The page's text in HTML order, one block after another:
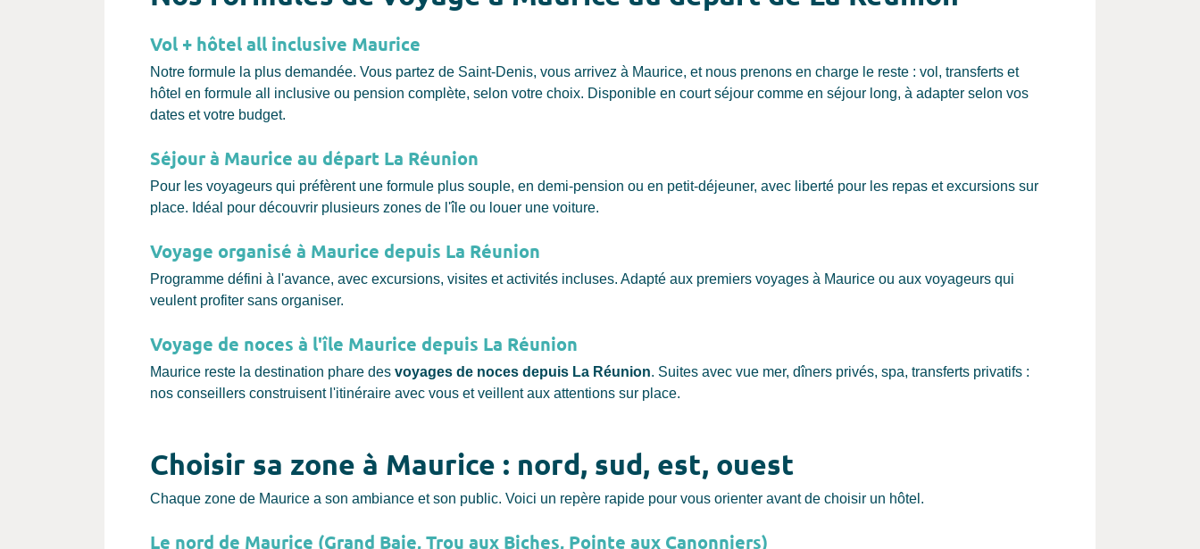
Vol + hôtel all inclusive Maurice
Notre formule la plus demandée. Vous partez de Saint-Denis, vous arrivez à Maurice, et nous prenons en charge le reste : vol, transferts et
hôtel en formule all inclusive ou pension complète, selon votre choix. Disponible en court séjour comme en séjour long, à adapter selon vos
dates et votre budget.
Séjour à Maurice au départ La Réunion
Pour les voyageurs qui préfèrent une formule plus souple, en demi-pension ou en petit-déjeuner, avec liberté pour les repas et excursions sur
place. Idéal pour découvrir plusieurs zones de l'île ou louer une voiture.
Voyage organisé à Maurice depuis La Réunion
Programme défini à l'avance, avec excursions, visites et activités incluses. Adapté aux premiers voyages à Maurice ou aux voyageurs qui
veulent profiter sans organiser.
Voyage de noces à l'île Maurice depuis La Réunion
Maurice reste la destination phare des voyages de noces depuis La Réunion. Suites avec vue mer, dîners privés, spa, transferts privatifs :
nos conseillers construisent l'itinéraire avec vous et veillent aux attentions sur place.
Choisir sa zone à Maurice : nord, sud, est, ouest
Chaque zone de Maurice a son ambiance et son public. Voici un repère rapide pour vous orienter avant de choisir un hôtel.
Le nord de Maurice (Grand Baie, Trou aux Biches, Pointe aux Canonniers)